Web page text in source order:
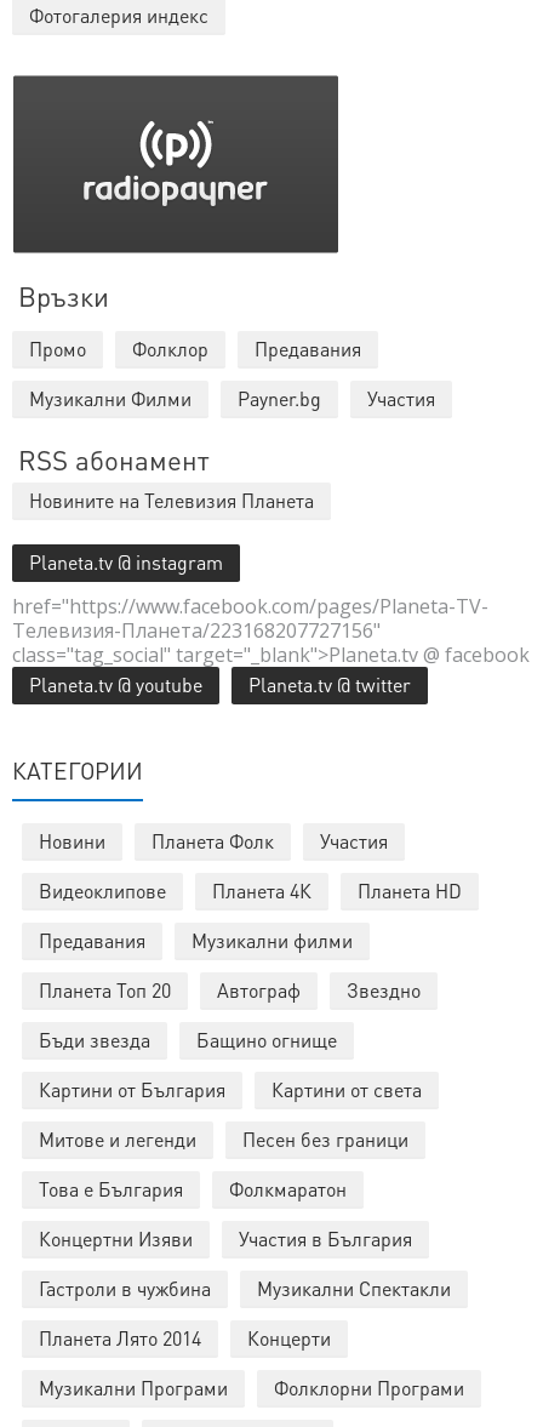
Фотогалерия индекс
Връзки
Промо Фолклор
Предавания
Музикални Филми
Payner.bg Участия
RSS абонамент
Новините на Телевизия Планета
Planeta.tv @ instagram
href="https://www.facebook.com/pages/Planeta-TV-
Телевизия-Планета/223168207727156"
class="tag_social" target="_blank">Planeta.tv @ facebook
Planeta.tv @ youtube Planeta.tv @ twitter
КАТЕГОРИИ
Новини Планета Фолк
Участия
Видеоклипове
Планета 4К
Планета HD
Предавания
Музикални филми
Планета Топ 20
Автограф
Звездно
Бъди звезда
Бащино огнище
Картини от България
Картини от света
Митове и легенди
Песен без граници
Това е България
Фолкмаратон
Концертни Изяви
Участия в България
Гастроли в чужбина
Музикални Спектакли
Планета Лято 2014
Концерти
Музикални Програми
Фолклорни Програми